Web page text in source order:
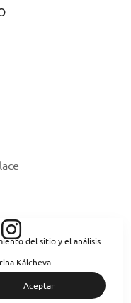
Kálcheva
del sitio y el análisis
Aceptar